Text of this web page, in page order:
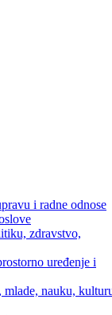
i radne odnose
zdravstvo,
uređenje i